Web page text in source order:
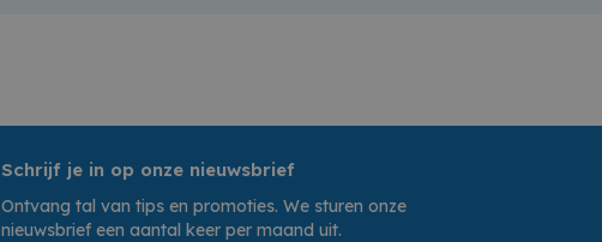
Schrijf je in op onze nieuwsbrief
Ontvang tal van tips en promoties. We sturen onze
nieuwsbrief een aantal keer per maand uit.